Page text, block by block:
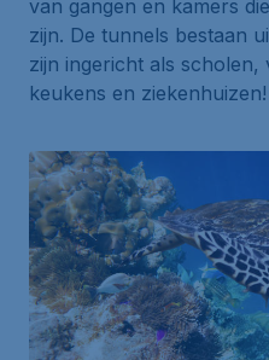
van gangen en kamers
zijn. De tunnels bestaan
zijn ingericht als
keukens en ziekenhuizen!